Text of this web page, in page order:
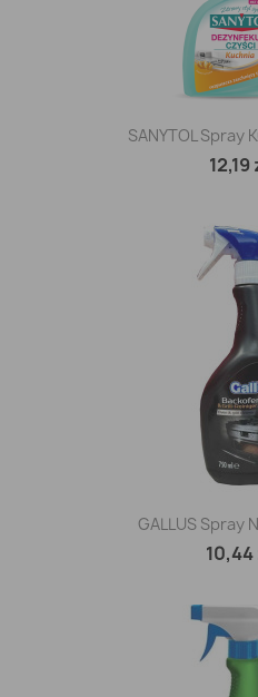
SANYTOL Spray
12,19
GALLUS Spray
10,44